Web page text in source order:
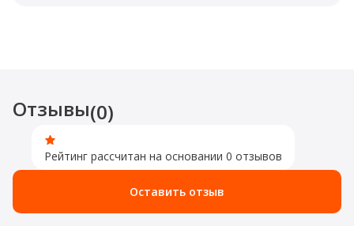
Отзывы(0)
Рейтинг рассчитан на основании 0 отзывов
Оставить отзыв